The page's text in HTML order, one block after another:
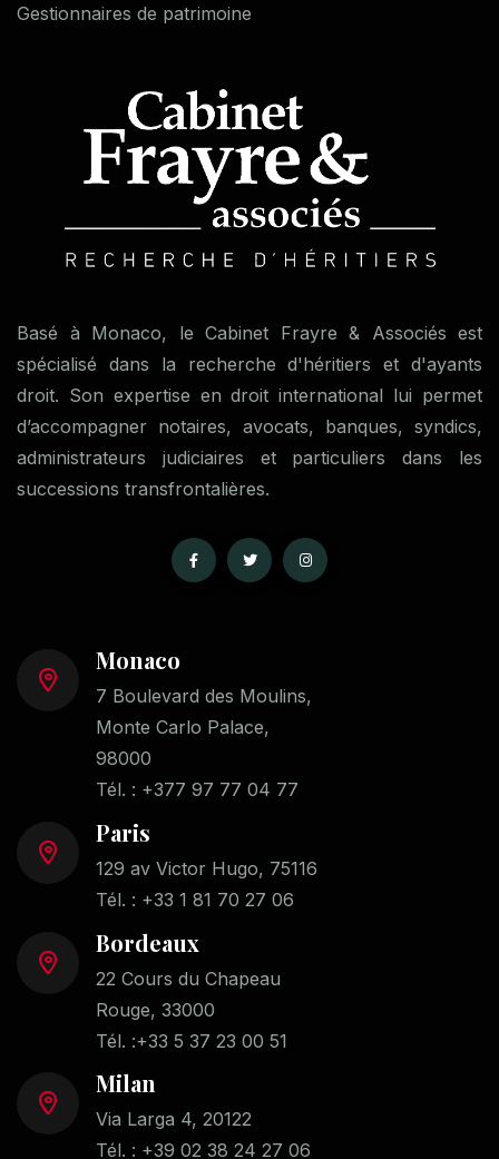
Gestionnaires de patrimoine
Basé à Monaco, le Cabinet Frayre & Associés est
spécialisé dans la recherche d'héritiers et d'ayants
droit. Son expertise en droit international lui permet
d’accompagner notaires, avocats, banques, syndics,
administrateurs judiciaires et particuliers dans les
successions transfrontalières.
Monaco
7 Boulevard des Moulins,
Monte Carlo Palace,
98000
Tél. : +377 97 77 04 77
Paris
129 av Victor Hugo, 75116
Tél. : +33 1 81 70 27 06
Bordeaux
22 Cours du Chapeau
Rouge, 33000
Tél. :+33 5 37 23 00 51
Milan
Via Larga 4, 20122
Tél. : +39 02 38 24 27 06